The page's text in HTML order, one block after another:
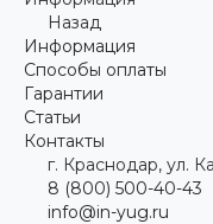
Назад
Информация
Способы оплаты
Гарантии
Статьи
Контакты
г. Краснодар, ул.
8 (800) 500-40-43
info@in-yug.ru